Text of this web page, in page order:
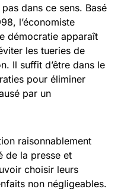
dans ce sens. Basé
l’économiste
démocratie apparaît
les tueries de
Il suffit d’être dans le
pour éliminer
par un
raisonnablement
de la presse et
choisir leurs
non négligeables.